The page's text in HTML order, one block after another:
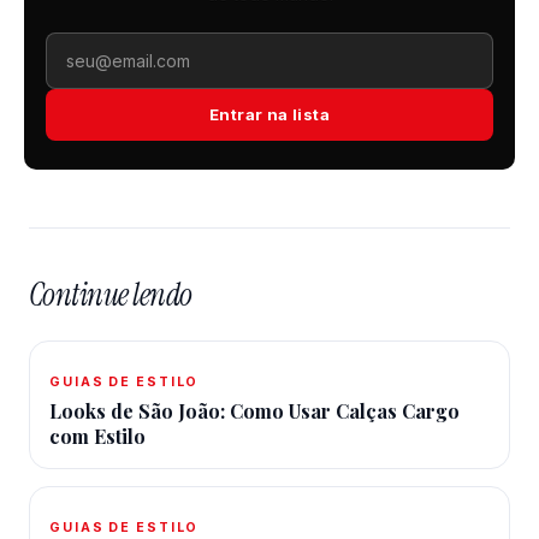
Entrar na lista
Continue lendo
GUIAS DE ESTILO
Looks de São João: Como Usar Calças Cargo
com Estilo
GUIAS DE ESTILO